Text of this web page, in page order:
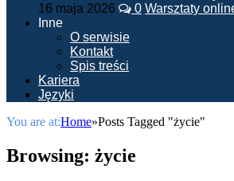
16 maja 2026 0 Warsztaty
Inne
O serwisie
Kontakt
Spis treści
Kariera
Języki
You are at:Home»Posts Tagged "życie"
Browsing: życie